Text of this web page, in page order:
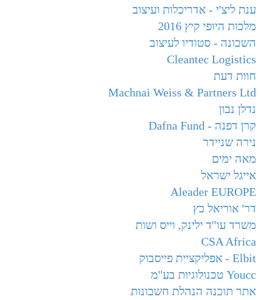
ענת ליצ'י - אדריכלות ועיצוב
מלכות היופי קיץ 2016
השכונה - סטודיו לעיצוב
Cleantec Logistics
חוות דעת
Machnai Weiss & Partners Ltd
נדלן נבון
קרן דפנה - Dafna Fund
נירה שניידר
מאה ימים
אייגל ישראל
Aleader EUROPE
דר' אוריאל כץ
משרד עו''ד ילינק, וייס ושות
CSA Africa
Elbit - אפליקציית פייסבוק
Youcc טכנולוגיות בע"מ
אתר תוכנה הנהלת חשבונות